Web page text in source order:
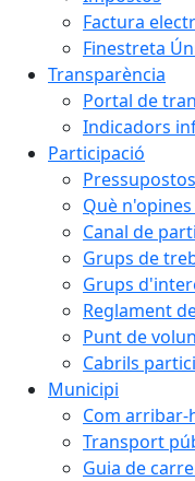
Factura
Finestreta
Transparència
Portal de
Indicadors
Participació
Què
Canal de
Grups de
Grups
Reglament
Punt de
Cabrils
Municipi
Com arribar-
Transport
Guia de